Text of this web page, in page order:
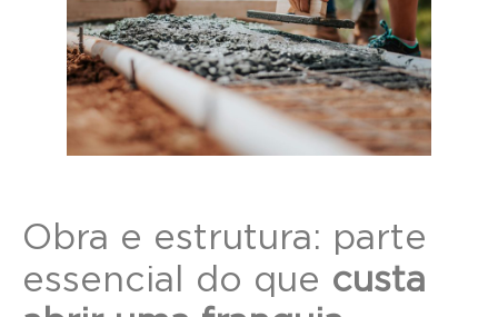
Obra e estrutura: parte
essencial do que custa